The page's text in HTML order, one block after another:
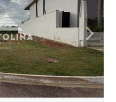
›
Next